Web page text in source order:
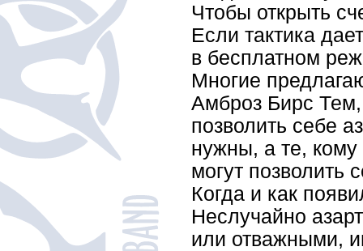
Чтобы открыть
Если тактика
в бесплатном
Многие
Амброз Бирс
позволить себе
нужны, а те,
могут позволить
Когда и как
Неслучайно
или отважными,